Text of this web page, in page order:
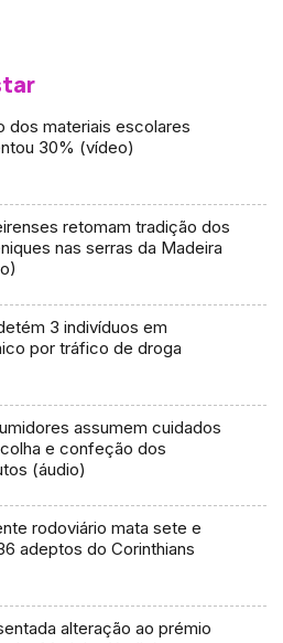
dos materiais escolares
30% (vídeo)
retomam tradição dos
nas serras da Madeira
3 indivíduos em
por tráfico de droga
assumem cuidados
e confeção dos
(áudio)
rodoviário mata sete e
adeptos do Corinthians
alteração ao prémio